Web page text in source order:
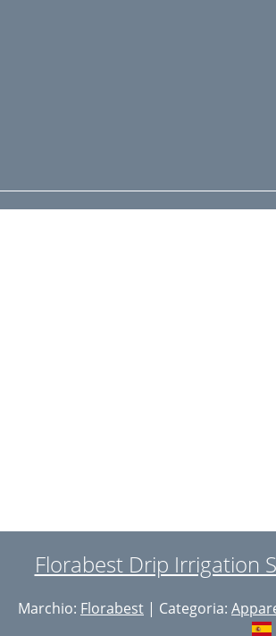
Florabest Drip Irrigation
Marchio: Florabest | Categoria: